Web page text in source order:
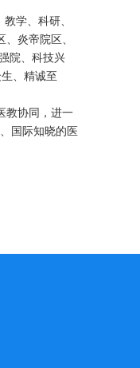
学、科研、
炎帝院区、
院、科技兴
、精诚至
教协同，进一
国际知晓的医